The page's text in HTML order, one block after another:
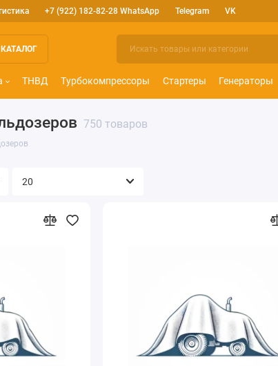
+7 (922) 182-82-28 WhatsApp Telegram VK
КАТАЛОГ
ТНВД Турбокомпрессоры Стартеры Генераторы
750 товаров